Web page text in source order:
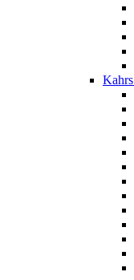
Kahrs